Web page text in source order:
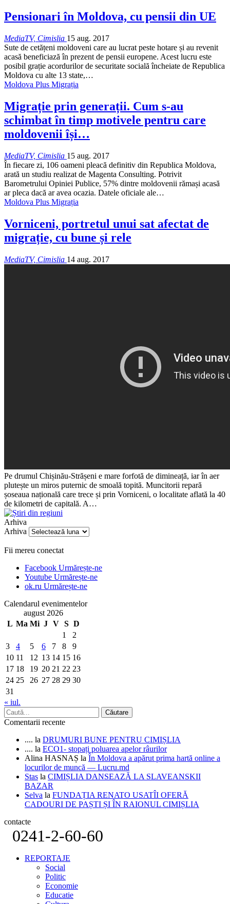
Pensionari în Moldova, cu pensii din UE
MediaTV, Cimislia 15 aug. 2017
Sute de cetățeni moldoveni care au lucrat peste hotare și au revenit
acasă beneficiază în prezent de pensii europene. Acest lucru este
posibil grație acordurilor de securitate socială încheiate de Republica
Moldova cu alte 13 state,…
Moldova Plus Migrația
Migrație prin generații. Cum s-au
schimbat în timp motivele pentru care
moldovenii își…
MediaTV, Cimislia 15 aug. 2017
În fiecare zi, 106 oameni pleacă definitiv din Republica Moldova,
arată un studiu realizat de Magenta Consulting. Potrivit
Barometrului Opiniei Publice, 57% dintre moldovenii rămași acasă
ar pleca dacă ar avea ocazia. Datele oficiale ale…
Moldova Plus Migrația
Vorniceni, portretul unui sat afectat de
migrație, cu bune și rele
MediaTV, Cimislia 14 aug. 2017
Pe drumul Chișinău-Strășeni e mare forfotă de dimineață, iar în aer
plutește un miros puternic de smoală topită. Muncitorii repară
șoseaua națională care trece și prin Vorniceni, o localitate aflată la 40
de kilometri de capitală. A…
Arhiva
Arhiva
Fii mereu conectat
Facebook Urmărește-ne
Youtube Urmărește-ne
ok.ru Urmărește-ne
Calendarul evenimentelor
august 2026
L Ma Mi J V S D
1
2
3
4 5 6 7 8
9
10 11 12 13 14 15 16
17 18 19 20 21 22 23
24 25 26 27 28 29 30
31
« iul.
Comentarii recente
.... la DRUMURI BUNE PENTRU CIMIȘLIA
.... la ECO1- stopați poluarea apelor râurilor
Alina HASNAȘ la În Moldova a apărut prima hartă online a
locurilor de muncă — Lucru.md
Stas la CIMIȘLIA DANSEAZĂ LA SLAVEANSKII
BAZAR
Selva la FUNDAȚIA RENATO USATÎI OFERĂ
CADOURI DE PAȘTI ȘI ÎN RAIONUL CIMIȘLIA
contacte
0241-2-60-60
REPORTAJE
Social
Politic
Economie
Educatie